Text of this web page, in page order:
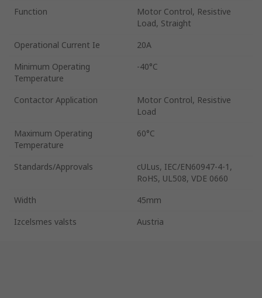
Function
Motor Control, Resistive
Load, Straight
Operational Current Ie
20A
Minimum Operating
Temperature
-40°C
Contactor Application
Motor Control, Resistive
Load
Maximum Operating
Temperature
60°C
Standards/Approvals
cULus, IEC/EN60947-4-1,
RoHS, UL508, VDE 0660
Width
45mm
Izcelsmes valsts
Austria